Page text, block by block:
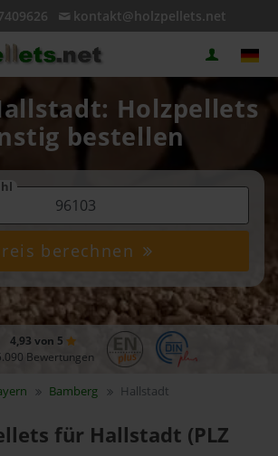
kontakt@holzpellets.net
Holzpellets
bestellen
berechnen
4,93 von 5
Bewertungen
Bamberg Hallstadt
für Hallstadt (PLZ